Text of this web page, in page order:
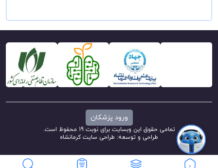
ورود پزشکان
تمامی حقوق این وبسایت برای نوبت 19 محفوظ است.
طراحی و توسعه: طراحی سایت کرمانشاه